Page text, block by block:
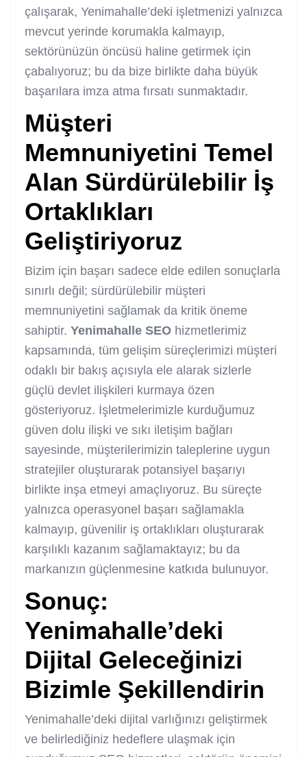
çalışarak, Yenimahalle’deki işletmenizi yalnızca
mevcut yerinde korumakla kalmayıp,
sektörünüzün öncüsü haline getirmek için
çabalıyoruz; bu da bize birlikte daha büyük
başarılara imza atma fırsatı sunmaktadır.
Müşteri
Memnuniyetini Temel
Alan Sürdürülebilir İş
Ortaklıkları
Geliştiriyoruz
Bizim için başarı sadece elde edilen sonuçlarla
sınırlı değil; sürdürülebilir müşteri
memnuniyetini sağlamak da kritik öneme
sahiptir. Yenimahalle SEO hizmetlerimiz
kapsamında, tüm gelişim süreçlerimizi müşteri
odaklı bir bakış açısıyla ele alarak sizlerle
güçlü devlet ilişkileri kurmaya özen
gösteriyoruz. İşletmelerimizle kurduğumuz
güven dolu ilişki ve sıkı iletişim bağları
sayesinde, müşterilerimizin taleplerine uygun
stratejiler oluşturarak potansiyel başarıyı
birlikte inşa etmeyi amaçlıyoruz. Bu süreçte
yalnızca operasyonel başarı sağlamakla
kalmayıp, güvenilir iş ortaklıkları oluşturarak
karşılıklı kazanım sağlamaktayız; bu da
markanızın güçlenmesine katkıda bulunuyor.
Sonuç:
Yenimahalle’deki
Dijital Geleceğinizi
Bizimle Şekillendirin
Yenimahalle’deki dijital varlığınızı geliştirmek
ve belirlediğiniz hedeflere ulaşmak için